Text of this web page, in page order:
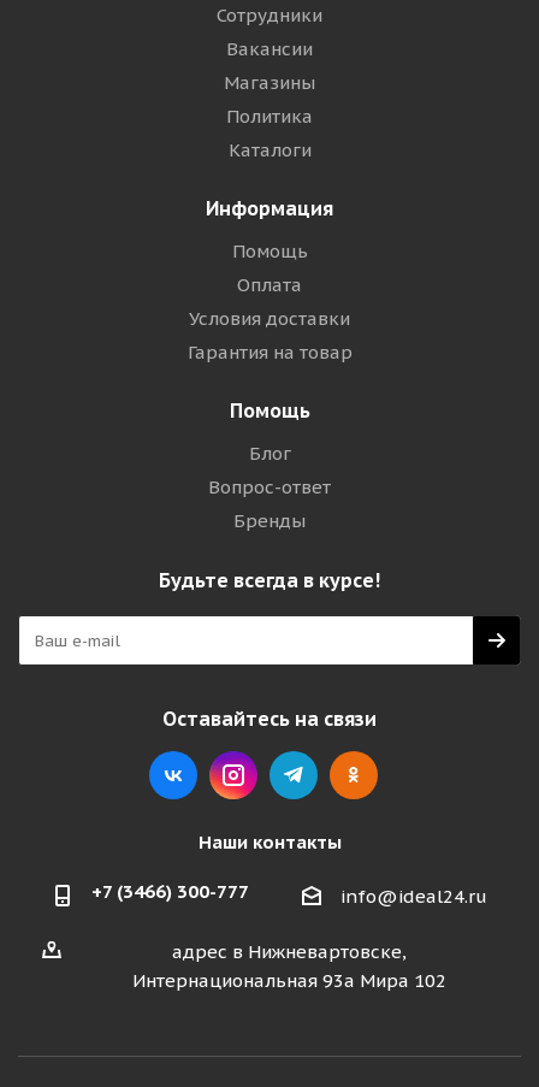
Сотрудники
Вакансии
Магазины
Политика
Каталоги
Информация
Помощь
Оплата
Условия доставки
Гарантия на товар
Помощь
Блог
Вопрос-ответ
Бренды
Будьте всегда в курсе!
Оставайтесь на связи
Наши контакты
+7 (3466) 300-777 info@ideal24.ru
адрес в Нижневартовске,
Интернациональная 93а Мира 102